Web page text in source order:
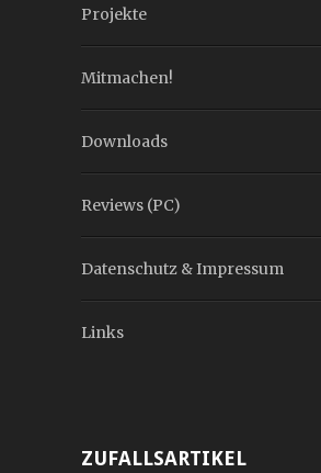
Projekte
Mitmachen!
Downloads
Reviews (PC)
Datenschutz & Impressum
Links
ZUFALLSARTIKEL